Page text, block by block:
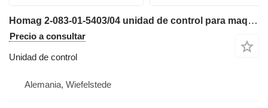
Homag 2-083-01-5403/04 unidad de control para maquinaria industrial
Precio a consultar
Unidad de control
Alemania, Wiefelstede